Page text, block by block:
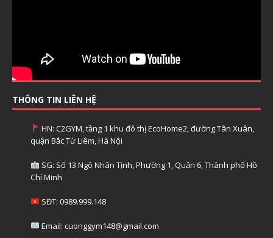
THÔNG TIN LIÊN HỆ
HN: C2GYM, tầng 1 khu đô thị EcoHome2, đường Tân Xuân,
quận Bắc Từ Liêm, Hà Nội
SG: Số 13 Ngô Nhân Tịnh, Phường 1, Quận 6, Thành phố Hồ
Chí Minh
SĐT: 0989.999.148
Email: cuonggym148@gmail.com